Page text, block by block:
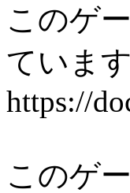
このゲ
ています
https://
このゲ